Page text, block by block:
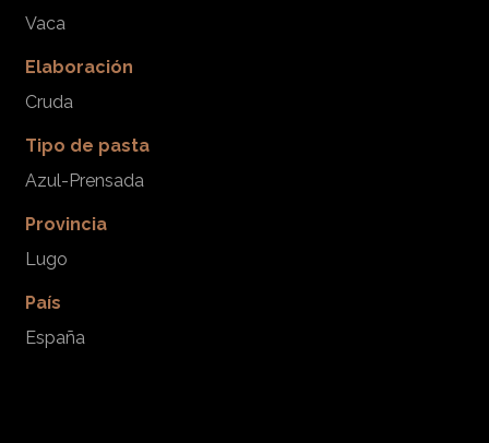
Vaca
Elaboración
Cruda
Tipo de pasta
Azul-Prensada
Provincia
Lugo
País
España